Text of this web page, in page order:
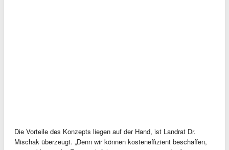
Die Vorteile des Konzepts liegen auf der Hand, ist Landrat Dr.
Mischak überzeugt. „Denn wir können kosteneffizient beschaffen,